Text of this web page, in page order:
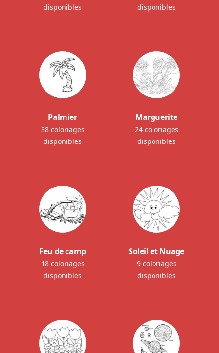
disponibles disponibles
Palmier
38 coloriages
disponibles
Marguerite
24 coloriages
disponibles
Feu de camp
18 coloriages
disponibles
Soleil et Nuage
9 coloriages
disponibles